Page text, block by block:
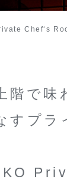
Chef‘s
階で味
すプラ